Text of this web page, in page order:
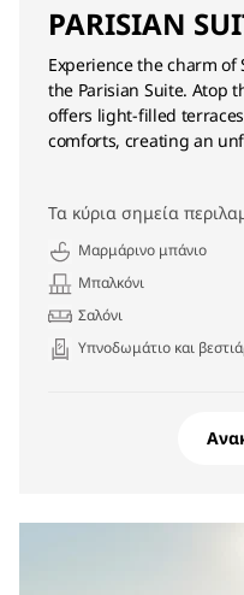
PARISIAN
Experience the charm of
the Parisian Suite. Atop
offers light-filled
comforts, creating an
Τα κύρια σημεία
Μαρμάρινο μπάνιο
Μπαλκόνι
Σαλόνι
Υπνοδωμάτιο και